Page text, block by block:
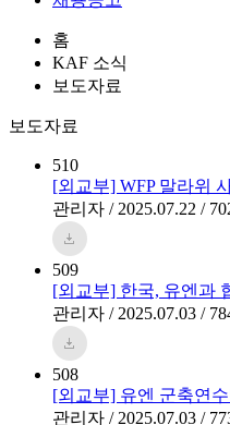
홈
KAF 소식
보도자료
보도자료
510
[외교부] WFP 말라위
관리자 / 2025.07.22 /
509
[외교부] 한국, 유엔과
관리자 / 2025.07.03 /
508
[외교부] 유엔 군축연
관리자 / 2025.07.03 /